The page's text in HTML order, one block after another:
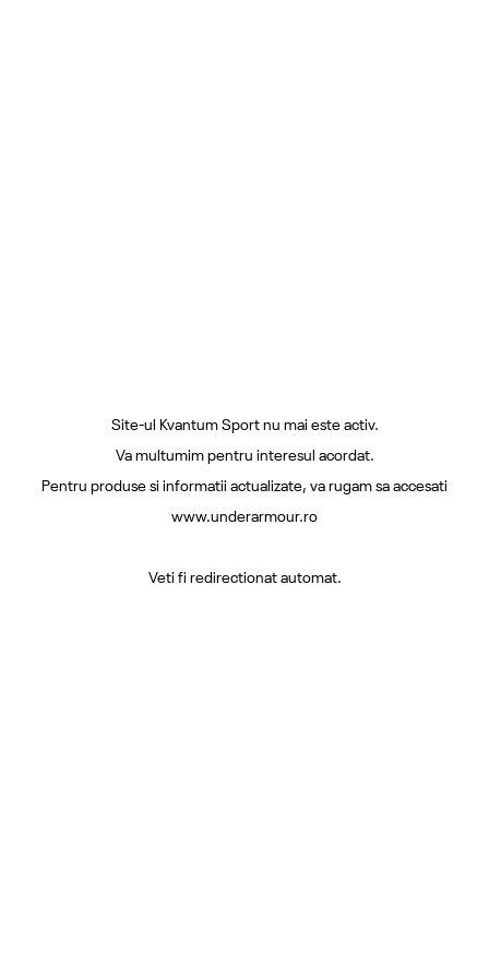
Site-ul Kvantum Sport nu mai este activ.
Va multumim pentru interesul acordat.
Pentru produse si informatii actualizate, va rugam sa accesati
www.underarmour.ro
Veti fi redirectionat automat.